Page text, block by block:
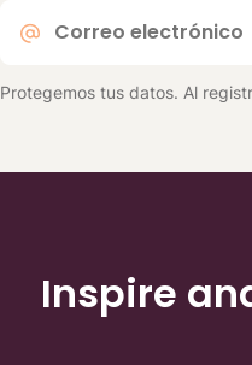
electrónico
Protegemos tus datos. Al
Inspire